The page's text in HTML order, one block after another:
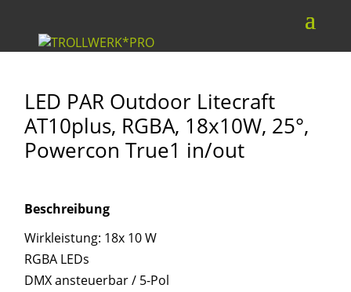
LED PAR Outdoor Litecraft
AT10plus, RGBA, 18x10W, 25°,
Powercon True1 in/out
Beschreibung
Wirkleistung: 18x 10 W
RGBA LEDs
DMX ansteuerbar / 5-Pol